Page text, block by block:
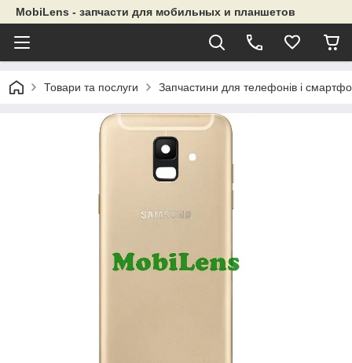
MobiLens - запчасти для мобильных и планшетов
Товари та послуги Запчастини для телефонів і